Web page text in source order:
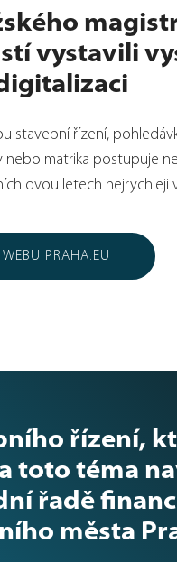
vystavili
stavební řízení,
matrika postupuje
dvou letech nejrychleji
PRAHA.EU
řízení,
toto téma
řadě
města